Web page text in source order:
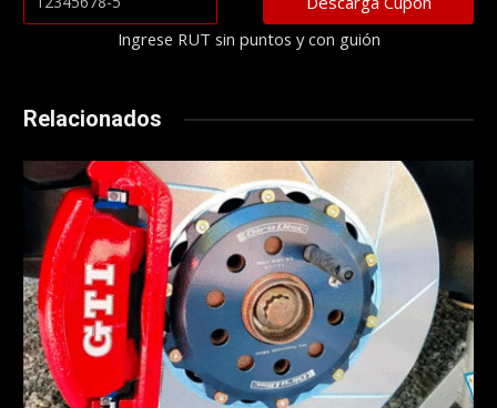
Ingrese RUT sin puntos y con guión
Relacionados